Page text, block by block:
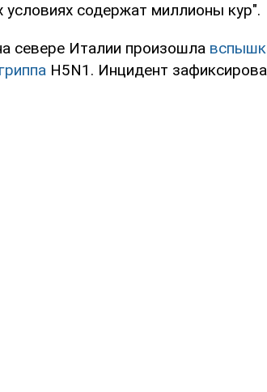
условиях содержат миллионы кур".
севере Италии произошла
H5N1. Инцидент